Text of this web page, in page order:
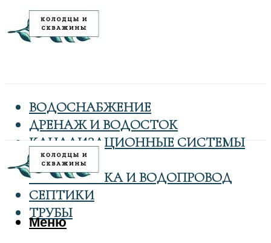
ВОДОСНАБЖЕНИЕ
ДРЕНАЖ И ВОДОСТОК
КАНАЛИЗАЦИОННЫЕ СИСТЕМЫ
КОЛОДЦЫ
САНТЕХНИКА И ВОДОПРОВОД
СЕПТИКИ
ТРУБЫ
Меню